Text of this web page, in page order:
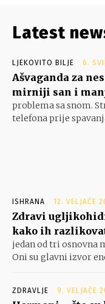
Latest
LJEKOVITO BILJE 6.
Ašvaganda za
mirniji san i
problema sa snom.
telefona prije
ISHRANA 12. VELJAČE
Zdravi
kako ih
jedan od tri osnovna
Oni su glavni izvor
ZDRAVLJE 9. VELJAČE